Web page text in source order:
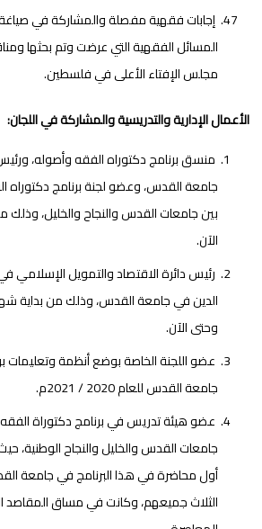
إجابات فقهية مفصلة والمشاركة في
المسائل الفقهية التي عرضت وتم بحثها
مجلس الإفتاء الأعلى في فلسطين.
الأعمال الإدارية والتدريسية والمشاركة في اللجان:
منسق برنامج دكتوراه الفقه وأصوله،
جامعة القدس، وعضو لجنة برنامج دكتوراه
الآن.
رئيس دائرة الاقتصاد والتمويل الإسلامي
وحتى الآن.
عضو اللجنة الخاصة بوضع أنظمة وتعليمات
جامعة القدس للعام 2020 / 2021م.
عضو هيئة تدريس في برنامج دكتوراة
جامعات القدس والخليل والنجاح
أول محاضرة في هذا البرنامج في جامعة
الثلاث جميعهم، وكانت في مساق المقاصد